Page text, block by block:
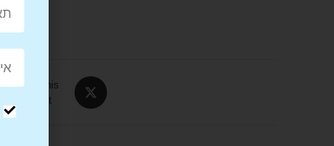
Tweet This
Product